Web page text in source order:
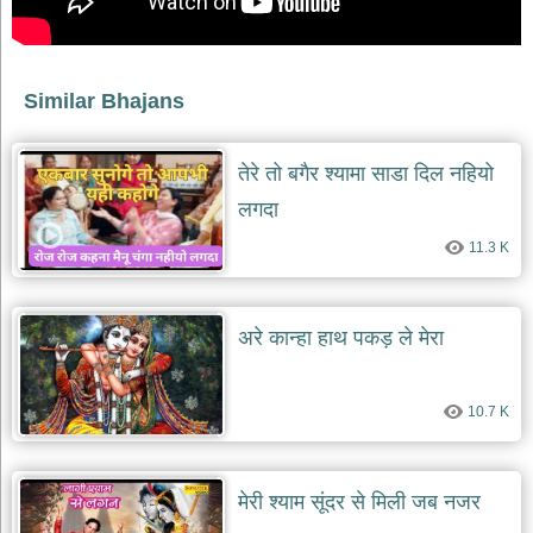
देश
भजन
patriotic
खाटू
श्याम
भजन
khatu
shaym
bhajans
रानी
सती
दादी
भजन
rani
sati
dadi
बावा
लाल
Similar Bhajans
तेरे तो बगैर श्यामा साडा दिल नहियो
लगदा
11.3 K
अरे कान्हा हाथ पकड़ ले मेरा
10.7 K
मेरी श्याम सूंदर से मिली जब नजर